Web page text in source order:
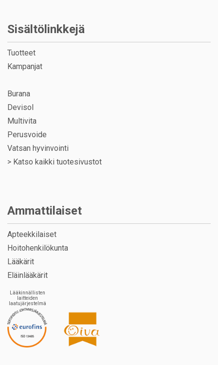
Sisältölinkkejä
Tuotteet
Kampanjat
Burana
Devisol
Multivita
Perusvoide
Vatsan hyvinvointi
> Katso kaikki tuotesivustot
Ammattilaiset
Apteekkilaiset
Hoitohenkilökunta
Lääkärit
Eläinlääkärit
Lääkinnällisten
laitteiden
laatujärjestelmä